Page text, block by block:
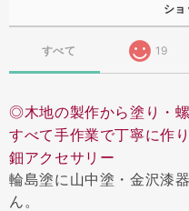
シ
すべて 19
◎木地の製作から塗り・
すべて手作業で丁寧に作
鈿アクセサリー
輪島塗に山中塗・金沢漆
ん。